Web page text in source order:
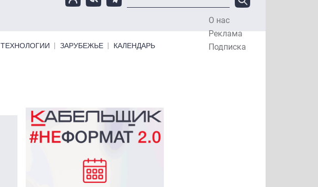
О нас
Реклама
Подписка
ТЕХНОЛОГИИ ЗАРУБЕЖЬЕ КАЛЕНДАРЬ